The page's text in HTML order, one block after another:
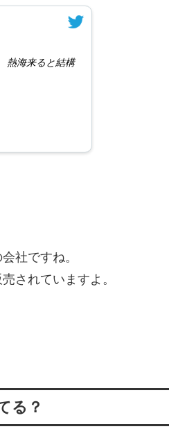
熱海来ると結構
社ですね。
されていますよ。
る？